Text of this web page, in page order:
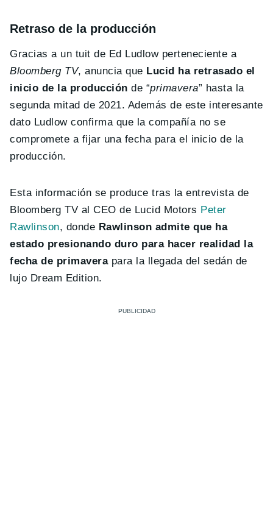
Retraso de la producción
Gracias a un tuit de Ed Ludlow perteneciente a
Bloomberg TV, anuncia que Lucid ha retrasado el
inicio de la producción de “primavera” hasta la
segunda mitad de 2021. Además de este interesante
dato Ludlow confirma que la compañía no se
compromete a fijar una fecha para el inicio de la
producción.
Esta información se produce tras la entrevista de
Bloomberg TV al CEO de Lucid Motors Peter
Rawlinson, donde Rawlinson admite que ha
estado presionando duro para hacer realidad la
fecha de primaverapara la llegada del sedán de
lujo Dream Edition.